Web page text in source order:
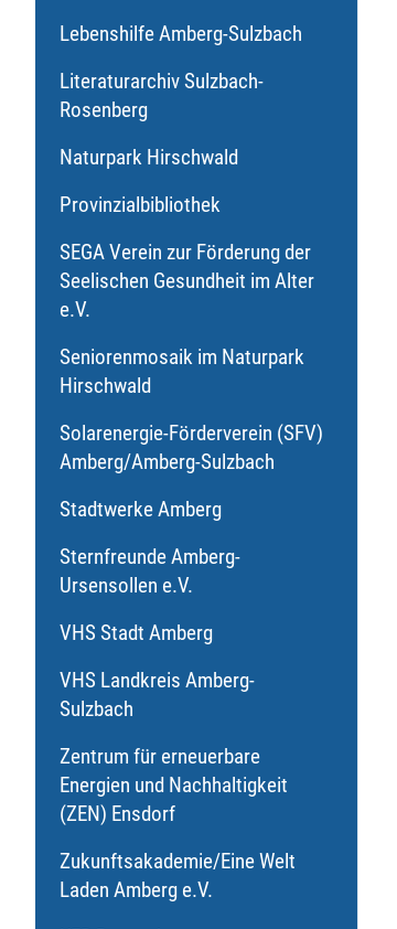
Lebenshilfe Amberg-Sulzbach
Literaturarchiv Sulzbach-
Rosenberg
Naturpark Hirschwald
Provinzialbibliothek
SEGA Verein zur Förderung der
Seelischen Gesundheit im Alter
e.V.
Seniorenmosaik im Naturpark
Hirschwald
Solarenergie-Förderverein (SFV)
Amberg/Amberg-Sulzbach
Stadtwerke Amberg
Sternfreunde Amberg-
Ursensollen e.V.
VHS Stadt Amberg
VHS Landkreis Amberg-
Sulzbach
Zentrum für erneuerbare
Energien und Nachhaltigkeit
(ZEN) Ensdorf
Zukunftsakademie/Eine Welt
Laden Amberg e.V.